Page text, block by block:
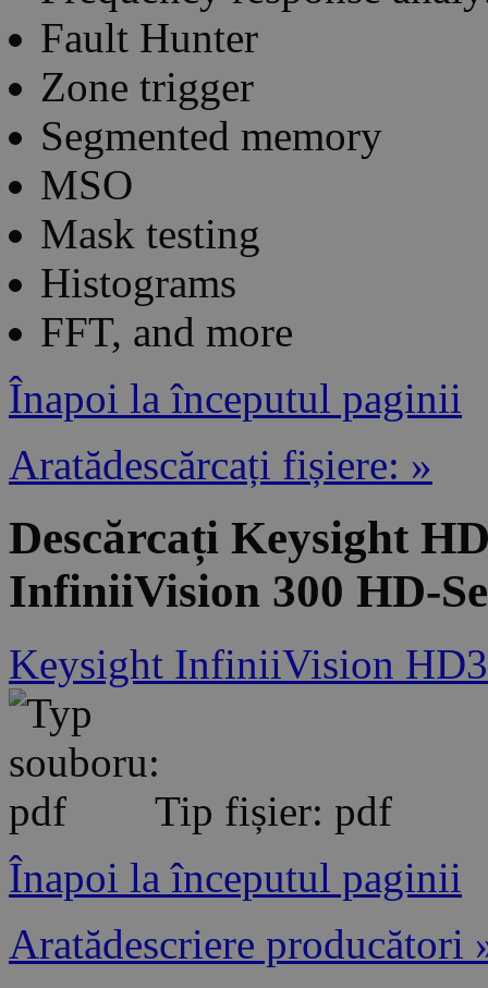
Fault Hunter
Zone trigger
Segmented memory
MSO
Mask testing
Histograms
FFT, and more
Înapoi la începutul paginii
Aratădescărcați fișiere: »
Descărcați Keysight
InfiniiVision 300 HD-
Keysight InfiniiVision HD3
Tip fișier: pdf
Înapoi la începutul paginii
Aratădescriere producători